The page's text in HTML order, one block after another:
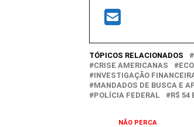
TÓPICOS RELACIONADOS
CRISE AMERICANAS
INVESTIGAÇÃO
MANDADOS DE BUSCA E
POLÍCIA FEDERAL
R$ 54
NÃO PERCA